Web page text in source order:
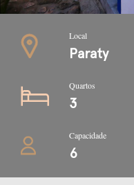
Local
Paraty
Quartos
3
Capacidade
6